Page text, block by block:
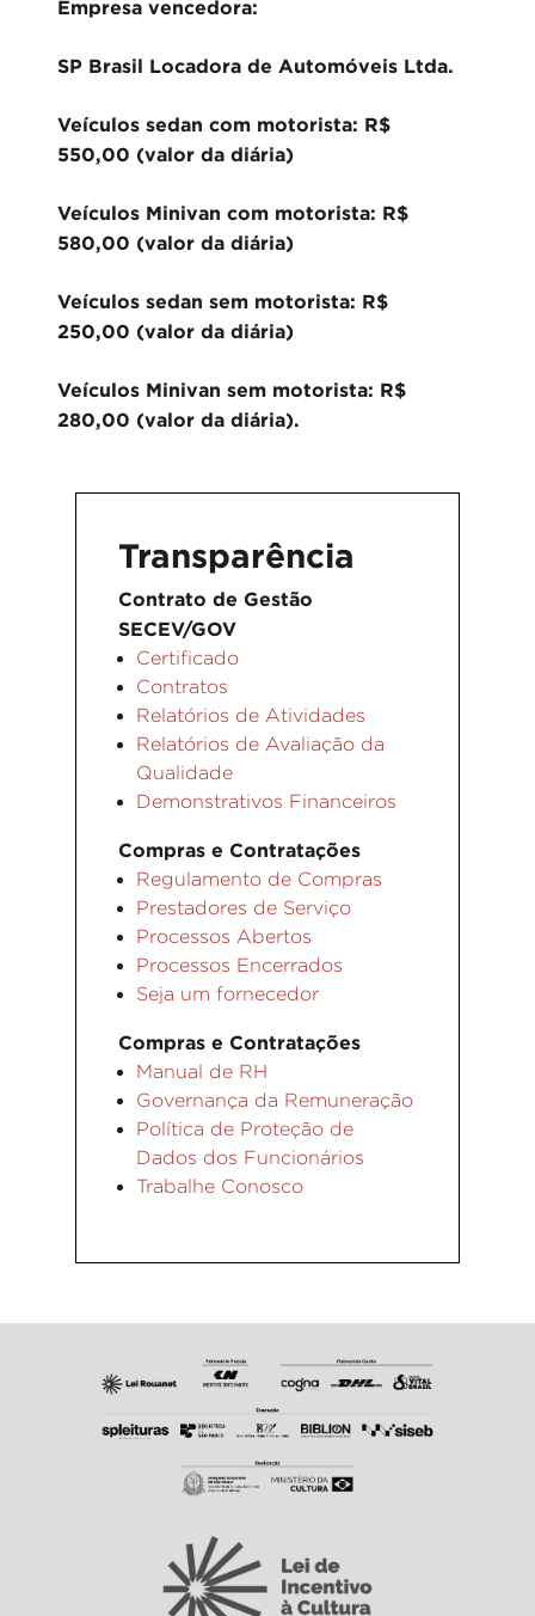
Empresa vencedora:
SP Brasil Locadora de Automóveis Ltda.
Veículos sedan com motorista: R$
550,00 (valor da diária)
Veículos Minivan com motorista: R$
580,00 (valor da diária)
Veículos sedan sem motorista: R$
250,00 (valor da diária)
Veículos Minivan sem motorista: R$
280,00 (valor da diária).
Transparência
Contrato de Gestão
SECEV/GOV
Certificado
Contratos
Relatórios de Atividades
Relatórios de Avaliação da
Qualidade
Demonstrativos Financeiros
Compras e Contratações
Regulamento de Compras
Prestadores de Serviço
Processos Abertos
Processos Encerrados
Seja um fornecedor
Compras e Contratações
Manual de RH
Governança da Remuneração
Política de Proteção de
Dados dos Funcionários
Trabalhe Conosco